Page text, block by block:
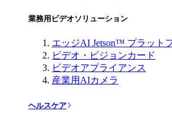
業務用ビデオソリューション
エッジAI Jetson™ プラット
ビデオ・ビジョンカード
ビデオアプライアンス
産業用AIカメラ
ヘルスケア